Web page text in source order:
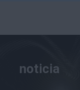
noticia